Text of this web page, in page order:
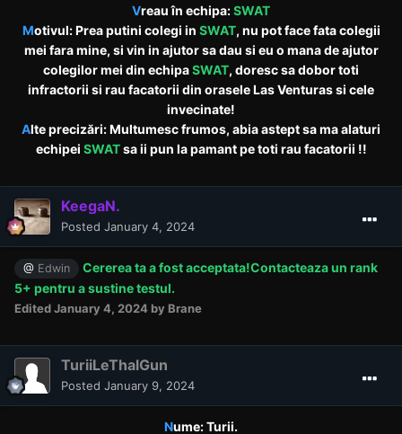
Vreau în echipa:SWAT
Motivul: Prea putini colegi in SWAT, nu pot face fata colegii
mei fara mine, si vin in ajutor sa dau si eu o mana de ajutor
colegilor mei din echipaSWAT, doresc sa dobor toti
infractorii si rau facatorii din orasele Las Venturas si cele
invecinate!
Alte precizări: Multumesc frumos, abia astept sa ma alaturi
echipei SWAT sa ii pun la pamant pe toti rau facatorii !!
KeegaN.
Posted January 4, 2024
@ Edwin Cerereata a fost acceptata!Contacteaza un rank
5+ pentru a sustine testul.
EditedJanuary 4, 2024 by Brane
TuriiLeThalGun
Posted January 9, 2024
Nume: Turii.